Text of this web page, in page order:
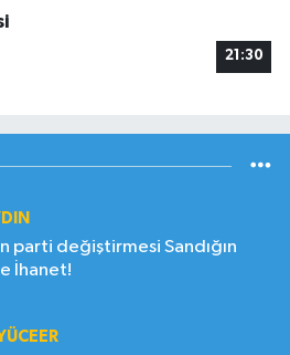
21:30
parti değiştirmesi Sandığın
İhanet!